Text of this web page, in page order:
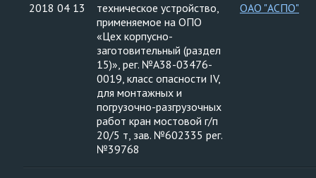
2018 04 13
техническое устройство,
применяемое на ОПО
«Цех корпусно-
заготовительный (раздел
15)», рег. №А38-03476-
0019, класс опасности IV,
для монтажных и
погрузочно-разгрузочных
работ кран мостовой г/п
20/5 т, зав. №602335 рег.
№39768
ОАО "АСПО"